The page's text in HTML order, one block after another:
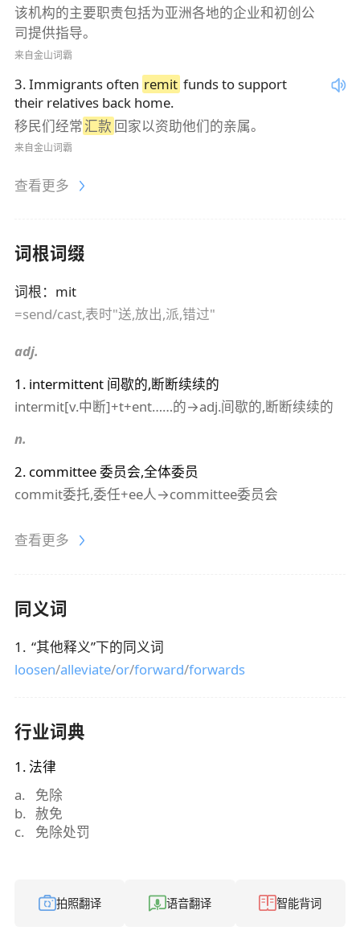
该机构的主要职责包括为亚洲各地的企业和初创公
司提供指导。
来自金山词霸
3.Immigrants often remit funds to support
their relatives back home.
移民们经常汇款 回家以资助他们的亲属。
来自金山词霸
查看更多
词根词缀
词根： mit
=send/cast,表时"送,放出,派,错过"
adj.
1 . intermittent 间歇的,断断续续的
intermit[v.中断]+t+ent……的→adj.间歇的,断断续续的
n.
2. committee委员会,全体委员
commit委托,委任+ee人→committee委员会
查看更多
同义词
1 . “其他释义”下的同义词
loosen/alleviate/or/forward/forwards
行业词典
1 . 法律
a.
免除
b. 赦免
c. 免除处罚
拍照翻译 语音翻译 智能背词